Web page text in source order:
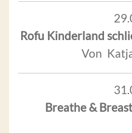
Rofu Kinderland
Von
Breathe &